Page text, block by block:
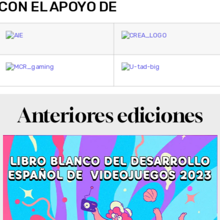
EL APOYO DE
Anteriores ediciones